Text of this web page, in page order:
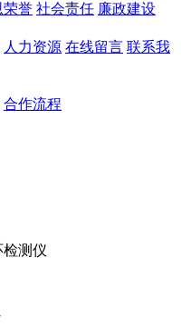
荣誉 社会责任 廉政建设
人力资源 在线留言 联系我
合作流程